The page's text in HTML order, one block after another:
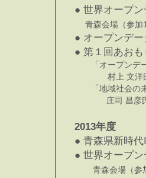
● 世界オープ
青森会場（参加
● オープンデ
● 第１回あお
「オープンデー
村上 文洋氏
「地域社会の未
庄司 昌彦氏
2013年度
● 青森県新時
● 世界オープ
青森会場（参